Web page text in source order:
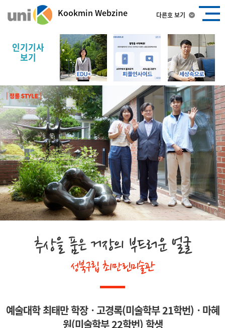
Kookmin Webzine 다른호 보기
인기기사
보기
추상을 품은 거장의 부드러운 얼굴
성북구립 최만린미술관
예술대학 최태만 학장ㆍ고경록(미술학부 21학번)ㆍ마혜
원(미술학부 22학번) 학생